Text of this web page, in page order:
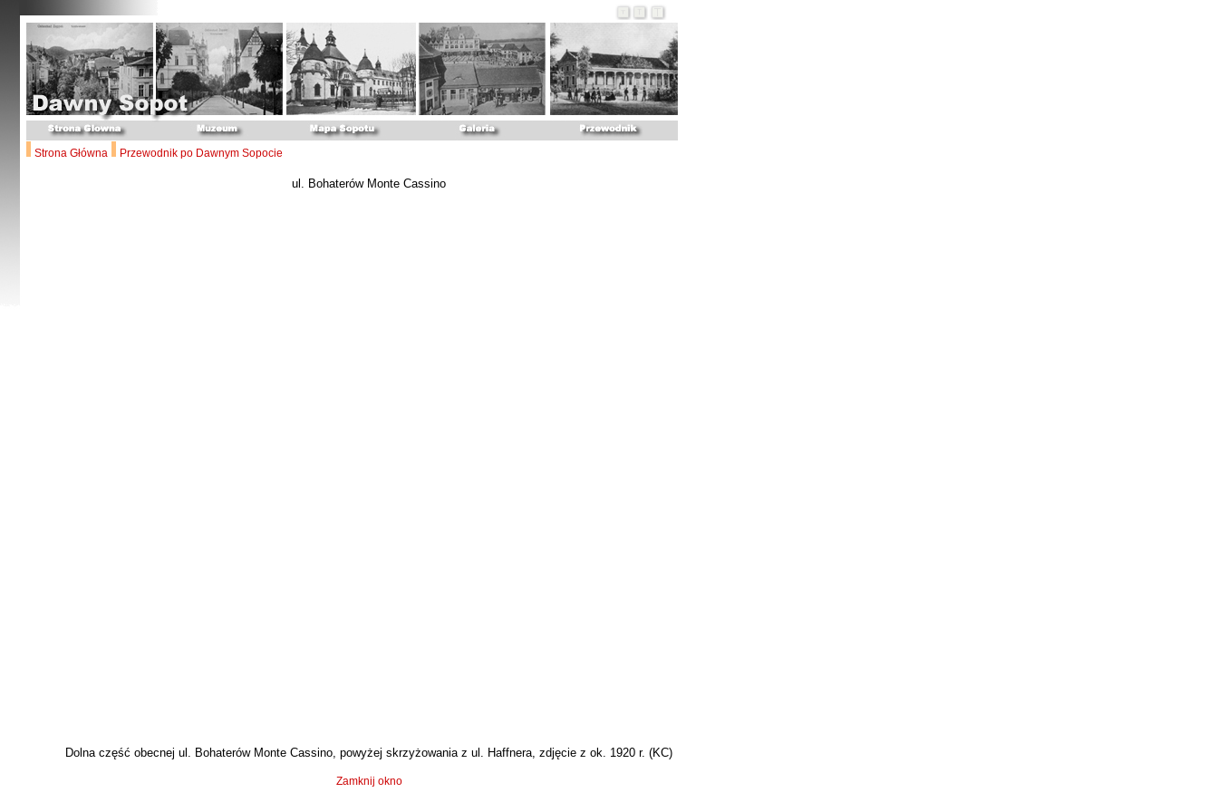
Strona Główna Przewodnik po Dawnym Sopocie
ul. Bohaterów Monte Cassino
Dolna część obecnej ul. Bohaterów Monte Cassino, powyżej skrzyżowania z ul. Haffnera, zdjęcie z ok. 1920 r. (KC)
Zamknij okno